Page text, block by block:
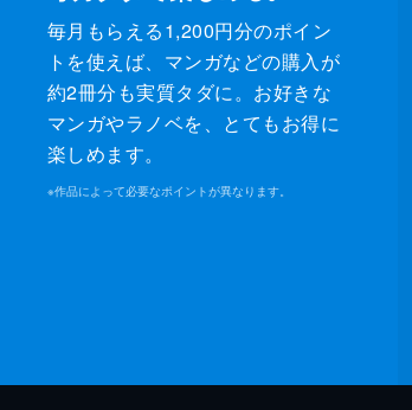
毎月もらえる1,200円分のポイン
トを使えば、マンガなどの購入が
約2冊分も実質タダに。お好きな
マンガやラノベを、とてもお得に
楽しめます。
※作品によって必要なポイントが異なります。